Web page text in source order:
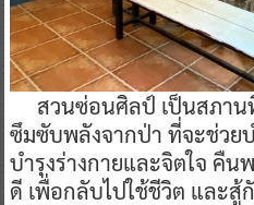
สวนซ่อนศิลป์ เป็นสภาน
ซึมซับพลังจากป่า ที่จะช่วย
บำรุงร่างกายและจิตใจ คืน
ดี เพื่อกลับไปใช้ชีวิต และสู้